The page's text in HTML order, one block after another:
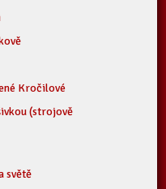
Kročilové
(strojově
světě